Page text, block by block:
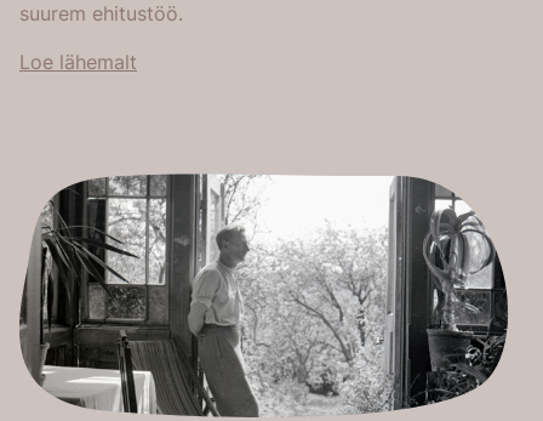
suurem ehitustöö.
Loe lähemalt